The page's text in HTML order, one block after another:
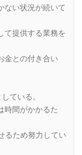
ない状況が続いて
て提供する業務を
金との付き合い
ている。
時間がかかるた
るため努力してい